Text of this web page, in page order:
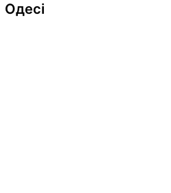
Одесі